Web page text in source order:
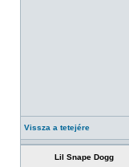
Vissza a tetejére
Lil Snape Dogg